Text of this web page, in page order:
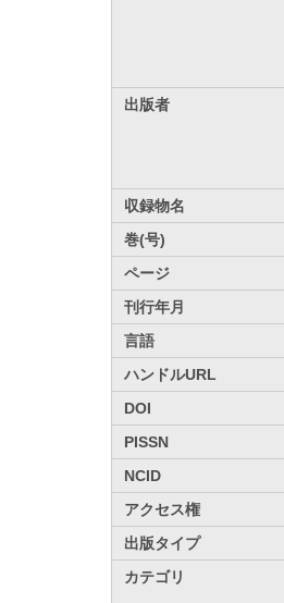
出版者
収録物名
巻(号)
ページ
刊行年月
言語
ハンドルURL
DOI
PISSN
NCID
アクセス権
出版タイプ
カテゴリ